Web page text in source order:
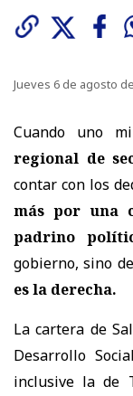
Jueves 6 de agosto
Cuando uno
regional de
contar con los
más por una
padrino
gobierno, sino
es la derecha.
La cartera de
Desarrollo
inclusive la de